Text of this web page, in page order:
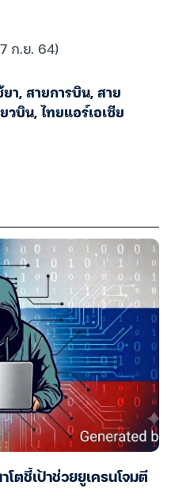
ก.ย. 64)
า,สายการบิน,สาย
วบิน,ไทยแอร์เอเชีย
ตชี้เป้าช่วยยูเครนโจมตี